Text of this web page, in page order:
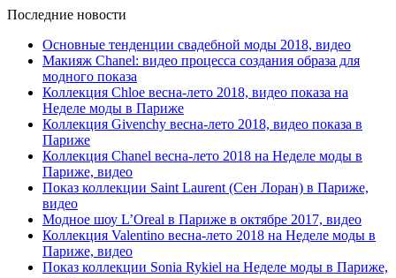
Последние новости
Основные тенденции свадебной моды 2018, видео
Макияж Chanel: видео процесса создания образа для
модного показа
Коллекция Chloe весна-лето 2018, видео показа на
Неделе моды в Париже
Коллекция Givenchy весна-лето 2018, видео показа в
Париже
Коллекция Chanel весна-лето 2018 на Неделе моды в
Париже, видео
Показ коллекции Saint Laurent (Сен Лоран) в Париже,
видео
Модное шоу L’Oreal в Париже в октябре 2017, видео
Коллекция Valentino весна-лето 2018 на Неделе моды в
Париже, видео
Показ коллекции Sonia Rykiel на Неделе моды в Париже,